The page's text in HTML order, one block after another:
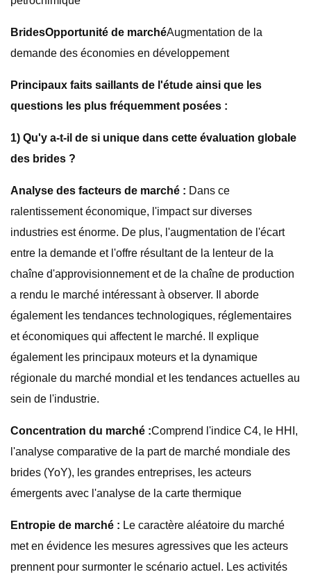
BridesOpportunité de marchéAugmentation de la
demande des économies en développement
Principaux faits saillants de l'étude ainsi que les
questions les plus fréquemment posées :
1) Qu'y a-t-il de si unique dans cette évaluation globale
des brides ?
Analyse des facteurs de marché : Dans ce
ralentissement économique, l'impact sur diverses
industries est énorme. De plus, l'augmentation de l'écart
entre la demande et l'offre résultant de la lenteur de la
chaîne d'approvisionnement et de la chaîne de production
a rendu le marché intéressant à observer. Il aborde
également les tendances technologiques, réglementaires
et économiques qui affectent le marché. Il explique
également les principaux moteurs et la dynamique
régionale du marché mondial et les tendances actuelles au
sein de l'industrie.
Concentration du marché :Comprend l'indice C4, le HHI,
l'analyse comparative de la part de marché mondiale des
brides (YoY), les grandes entreprises, les acteurs
émergents avec l'analyse de la carte thermique
Entropie de marché : Le caractère aléatoire du marché
met en évidence les mesures agressives que les acteurs
prennent pour surmonter le scénario actuel. Les activités